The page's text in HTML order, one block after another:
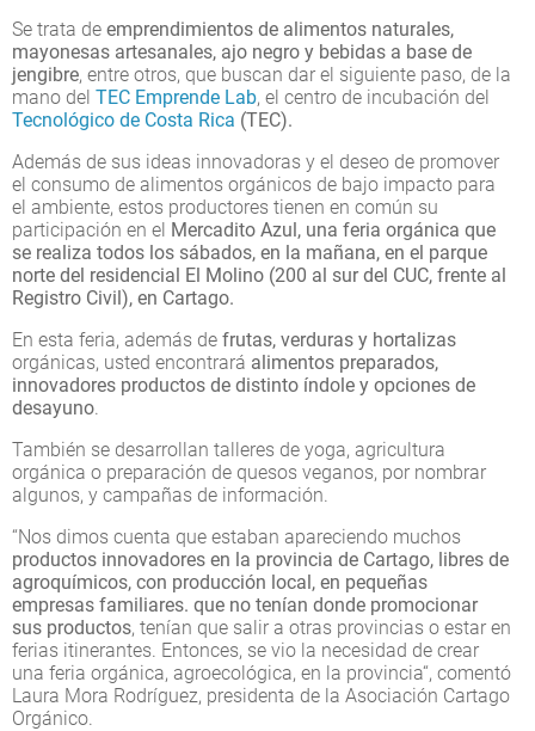
Se trata de emprendimientos de alimentos naturales,
mayonesas artesanales, ajo negro y bebidas a base de
jengibre, entre otros, que buscan dar el siguiente paso, de la
mano del TEC Emprende Lab, el centro de incubación del
Tecnológico de Costa Rica (TEC).
Además de sus ideas innovadoras y el deseo de promover
el consumo de alimentos orgánicos de bajo impacto para
el ambiente, estos productores tienen en común su
participación en el Mercadito Azul, una feria orgánica que
se realiza todos los sábados, en la mañana, en el parque
norte del residencial El Molino (200 al sur del CUC, frente al
Registro Civil), en Cartago.
En esta feria, además de frutas, verduras y hortalizas
orgánicas, usted encontrará alimentos preparados,
innovadores productos de distinto índole y opciones de
desayuno.
También se desarrollan talleres de yoga, agricultura
orgánica o preparación de quesos veganos, por nombrar
algunos, y campañas de información.
“Nos dimos cuenta que estaban apareciendo muchos
productos innovadores en la provincia de Cartago, libres de
agroquímicos, con producción local, en pequeñas
empresas familiares. que no tenían donde promocionar
sus productos, tenían que salir a otras provincias o estar en
ferias itinerantes. Entonces, se vio la necesidad de crear
una feria orgánica, agroecológica, en la provincia“, comentó
Laura Mora Rodríguez, presidenta de la Asociación Cartago
Orgánico.